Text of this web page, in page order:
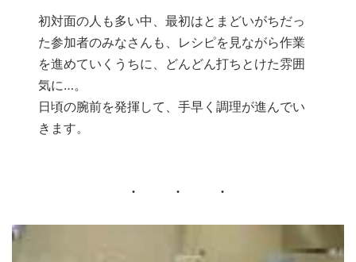
初対面の人も多い中、最初はとまどいがちだっ
た参加者のみなさんも、レシピを見ながら作業
を進めていくうちに、どんどん打ちとけた雰囲
気に…。
日頃の腕前を発揮して、手早く調理が進んでい
きます。